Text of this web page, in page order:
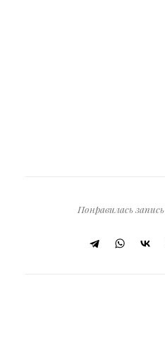
Понравилась